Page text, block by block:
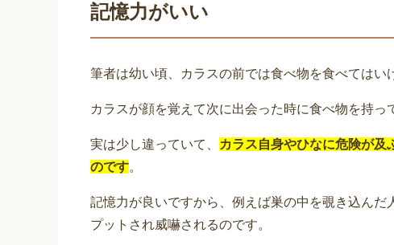
記憶力がいい
筆者は幼い頃、カラスの前では食べ物を食べてはい
カラスが顔を覚えて次に出会った時に食べ物を持っ
実は少し違っていて、
カラス自身やひなに危険が及
のです。
記憶力が良いですから、例えば巣の中を覗き込ん
プットされ威嚇されるのです。